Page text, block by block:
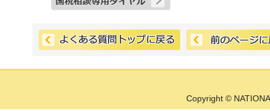
Copyright ©